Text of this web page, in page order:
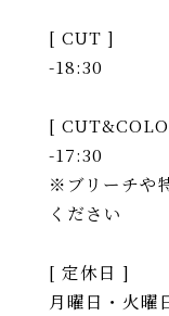
[ CUT ]
-18:30
[
-17:30
※ブリーチや
ください
[ 定休日 ]
月曜日・火曜